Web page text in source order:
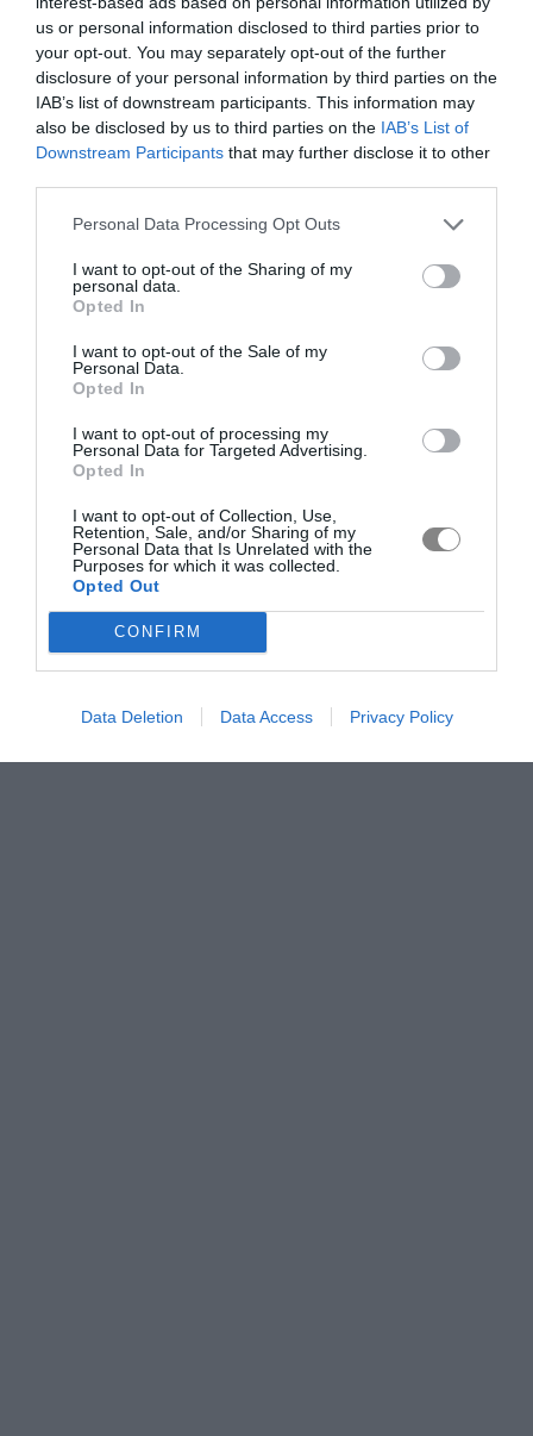
us or personal information disclosed to third parties prior to
your opt-out. You may separately opt-out of the further
disclosure of your personal information by third parties on the
IAB’s list of downstream participants. This information may
also be disclosed by us to third parties on the IAB’s List of
Downstream Participants that may further disclose it to other
Personal Data Processing Opt Outs
I want to opt-out of the Sharing of my
personal data.
Opted In
I want to opt-out of the Sale of my
Personal Data.
Opted In
I want to opt-out of processing my
Personal Data for Targeted Advertising.
Opted In
I want to opt-out of Collection, Use,
Retention, Sale, and/or Sharing of my
Personal Data that Is Unrelated with the
Purposes for which it was collected.
Opted Out
CONFIRM
Data Deletion Data Access Privacy Policy